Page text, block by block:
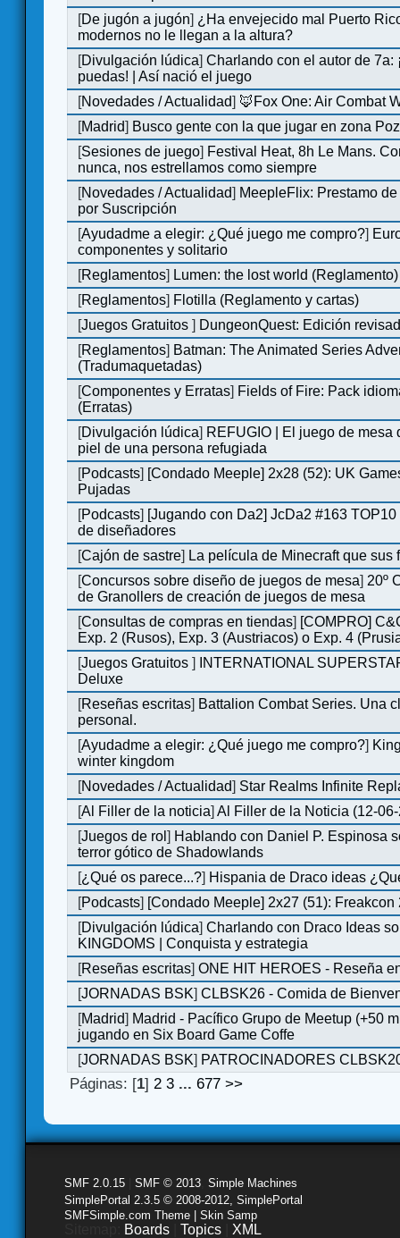
[De jugón a jugón] ¿Ha envejecido mal Puerto
modernos no le llegan a la altura?
[Divulgación lúdica]Charlando con el autor de 7a:
puedas! | Así nació el juego
[Novedades / Actualidad] 🦊Fox One: Air Combat
[Madrid] Busco gente con la que jugar en zona
[Sesiones de juego] Festival Heat, 8h Le Mans.
nunca, nos estrellamos como siempre
[Novedades / Actualidad] MeepleFlix: Prestamo
por Suscripción
[Ayudadme a elegir: ¿Qué juego me compro?]
componentes y solitario
[Reglamentos] Lumen: the lost world (Reglamento)
[Reglamentos] Flotilla (Reglamento y cartas)
[Juegos Gratuitos] DungeonQuest: Edición
[Reglamentos] Batman: The Animated Series
(Tradumaquetadas)
[Componentes y Erratas] Fields of Fire: Pack
(Erratas)
[Divulgación lúdica] REFUGIO | El juego de mesa
piel de una persona refugiada
[Podcasts] [Condado Meeple] 2x28 (52): UK
Pujadas
[Podcasts] [Jugando con Da2] JcDa2 #163
de diseñadores
[Cajón de sastre] La película de Minecraft que sus
[Concursos sobre diseño de juegos de mesa] 20º
de Granollers de creación de juegos de mesa
[Consultas de compras en tiendas] [COMPRO]
Exp. 2 (Rusos), Exp. 3 (Austriacos) o Exp. 4
[Juegos Gratuitos]
INTERNATIONAL
Deluxe
[Reseñas escritas] Battalion Combat Series. Una
personal.
[Ayudadme a elegir: ¿Qué juego me compro?]
winter kingdom
[Novedades / Actualidad] Star Realms Infinite
[Al Filler de la noticia]Al Filler de la Noticia (12-
[Juegos de rol] Hablando con Daniel P. Espinosa
terror gótico de Shadowlands
[¿Qué os parece...?] Hispania de Draco ideas
[Podcasts] [Condado Meeple] 2x27 (51): Freakcon
[Divulgación lúdica]Charlando con Draco Ideas
KINGDOMS | Conquista y estrategia
[Reseñas escritas]ONE HIT HEROES - Reseña
[JORNADAS BSK]CLBSK26 - Comida de
[Madrid] Madrid - Pacífico Grupo de Meetup (+50
jugando en Six Board Game Coffe
[JORNADAS BSK] PATROCINADORES
Páginas: [1]2 3 ...677 >>
SMF 2.0.15 SMF © 2013 Simple Machines
SimplePortal 2.3.5 © 2008-2012, SimplePortal
SMFSimple.com Theme | Skin Samp
Boards Topics XML